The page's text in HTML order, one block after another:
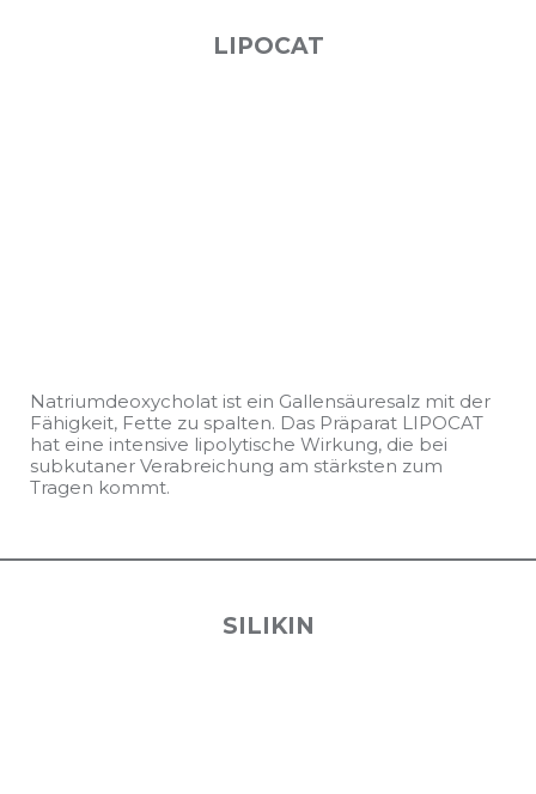
LIPOCAT
Natriumdeoxycholat ist ein Gallensäuresalz mit der
Fähigkeit, Fette zu spalten. Das Präparat LIPOCAT
hat eine intensive lipolytische Wirkung, die bei
subkutaner Verabreichung am stärksten zum
Tragen kommt.
SILIKIN